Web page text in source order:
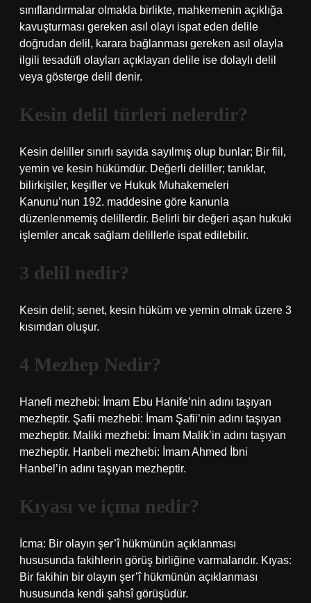
sınıflandırmalar olmakla birlikte, mahkemenin açıklığa
kavuşturması gereken asıl olayı ispat eden delile
doğrudan delil, karara bağlanması gereken asıl olayla
ilgili tesadüfi olayları açıklayan delile ise dolaylı delil
veya gösterge delil denir.
Kesin delil türleri nelerdir?
Kesin deliller sınırlı sayıda sayılmış olup bunlar; Bir fiil,
yemin ve kesin hükümdür. Değerli deliller; tanıklar,
bilirkişiler, keşifler ve Hukuk Muhakemeleri
Kanunu’nun 192. maddesine göre kanunla
düzenlenmemiş delillerdir. Belirli bir değeri aşan hukuki
işlemler ancak sağlam delillerle ispat edilebilir.
3 delil nedir?
Kesin delil; senet, kesin hüküm ve yemin olmak üzere 3
kısımdan oluşur.
4 Mezhep Nedir?
Hanefi mezhebi: İmam Ebu Hanife’nin adını taşıyan
mezheptir. Şafii mezhebi: İmam Şafii’nin adını taşıyan
mezheptir. Maliki mezhebi: İmam Malik’in adını taşıyan
mezheptir. Hanbeli mezhebi: İmam Ahmed İbni
Hanbel’in adını taşıyan mezheptir.
Kıyası ve içma nedir?
İcma: Bir olayın şer’î hükmünün açıklanması
hususunda fakihlerin görüş birliğine varmalarıdır. Kıyas:
Bir fakihin bir olayın şer’î hükmünün açıklanması
hususunda kendi şahsî görüşüdür.